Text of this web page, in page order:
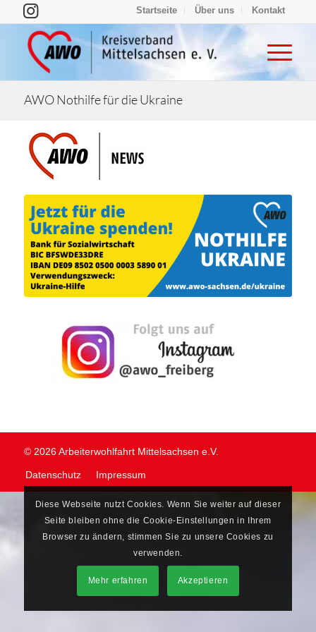
Startseite Über uns Kontakt
AWO Nothilfe für die Ukraine
© 2026 Arbeiterwohlfahrt Mittelsachsen e.V.
Datenschutz Impressum
Diese Webseite nutzt Cookies. Wenn Sie weiter auf dieser
Seite bleiben ohne die Cookie-Einstellungen in Ihrem
Browser zu ändern, stimmen Sie zu unsere Cookies zu
verwenden.
Mehr erfahren Akzeptieren